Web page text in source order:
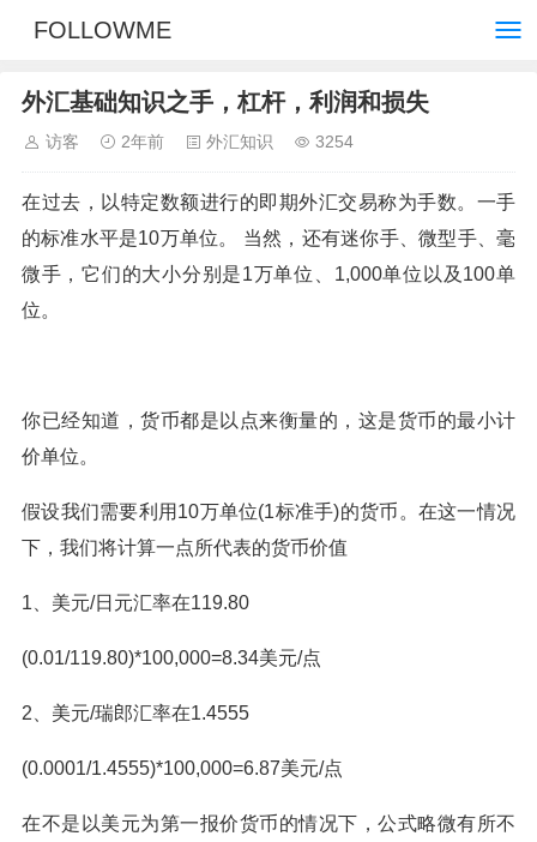
FOLLOWME
外汇基础知识之手，杠杆，利润和损失
访客 2年前 外汇知识 3254
在过去，以特定数额进行的即期外汇交易称为手数。一手
的标准水平是10万单位。 当然，还有迷你手、微型手、毫
微手，它们的大小分别是1万单位、1,000单位以及100单
位。
你已经知道，货币都是以点来衡量的，这是货币的最小计
价单位。
假设我们需要利用10万单位(1标准手)的货币。在这一情况
下，我们将计算一点所代表的货币价值
1、美元/日元汇率在119.80
(0.01/119.80)*100,000=8.34美元/点
2、美元/瑞郎汇率在1.4555
(0.0001/1.4555)*100,000=6.87美元/点
在不是以美元为第一报价货币的情况下，公式略微有所不